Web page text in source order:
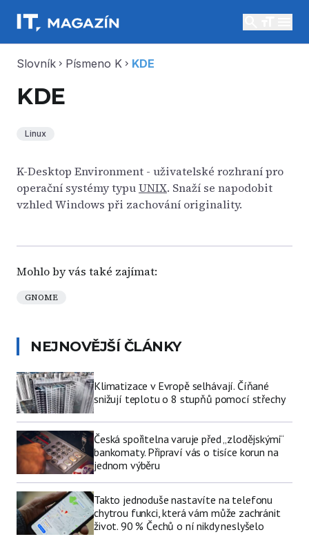
Slovník chevron_right Písmeno K chevron_right KDE
KDE
Linux
K-Desktop Environment - uživatelské rozhraní pro
operační systémy typuUNIX. Snaží se napodobit
vzhled Windows při zachování originality.
Mohlo by vás také zajímat:
GNOME
NEJNOVĚJŠÍ ČLÁNKY
Klimatizace v Evropě selhávají. Číňané
snižují teplotu o 8 stupňů pomocí střechy
Česká spořitelna varuje před „zlodějskými“
bankomaty. Připraví vás o tisíce korun na
jednom výběru
Takto jednoduše nastavíte na telefonu
chytrou funkci, která vám může zachránit
život. 90 % Čechů o ní nikdy neslyšelo